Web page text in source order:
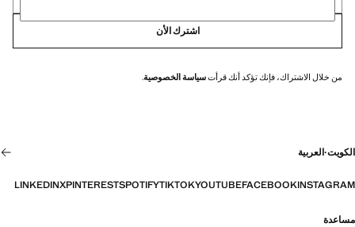
اشترك الأن
من خلال الاشتراك، فإنك تؤكد أنك قرأتسياسة الخصوصية.
الكويت·العربية
INSTAGRAM
FACEBOOK
YOUTUBE
TIKTOK
SPOTIFY
PINTEREST
X
LINKEDIN
مساعدة